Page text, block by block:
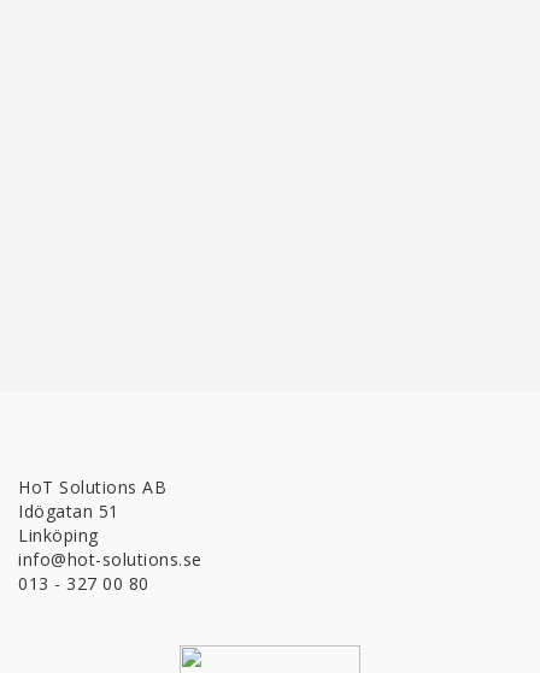
HoT Solutions AB
Idögatan 51
Linköping
info@hot-solutions.se
013 - 327 00 80